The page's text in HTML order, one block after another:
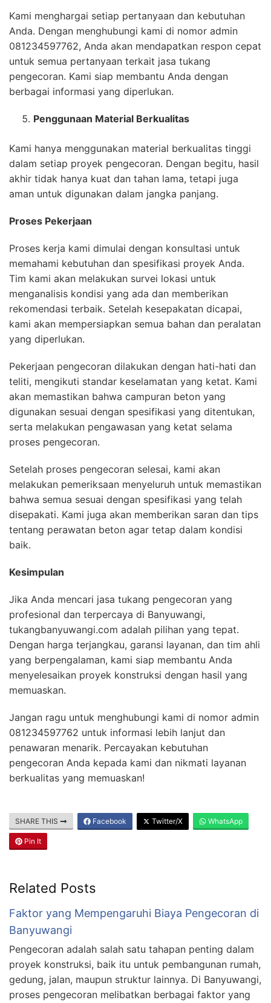
Kami menghargai setiap pertanyaan dan kebutuhan
Anda. Dengan menghubungi kami di nomor admin
081234597762, Anda akan mendapatkan respon cepat
untuk semua pertanyaan terkait jasa tukang
pengecoran. Kami siap membantu Anda dengan
berbagai informasi yang diperlukan.
Penggunaan Material Berkualitas
Kami hanya menggunakan material berkualitas tinggi
dalam setiap proyek pengecoran. Dengan begitu, hasil
akhir tidak hanya kuat dan tahan lama, tetapi juga
aman untuk digunakan dalam jangka panjang.
Proses Pekerjaan
Proses kerja kami dimulai dengan konsultasi untuk
memahami kebutuhan dan spesifikasi proyek Anda.
Tim kami akan melakukan survei lokasi untuk
menganalisis kondisi yang ada dan memberikan
rekomendasi terbaik. Setelah kesepakatan dicapai,
kami akan mempersiapkan semua bahan dan peralatan
yang diperlukan.
Pekerjaan pengecoran dilakukan dengan hati-hati dan
teliti, mengikuti standar keselamatan yang ketat. Kami
akan memastikan bahwa campuran beton yang
digunakan sesuai dengan spesifikasi yang ditentukan,
serta melakukan pengawasan yang ketat selama
proses pengecoran.
Setelah proses pengecoran selesai, kami akan
melakukan pemeriksaan menyeluruh untuk memastikan
bahwa semua sesuai dengan spesifikasi yang telah
disepakati. Kami juga akan memberikan saran dan tips
tentang perawatan beton agar tetap dalam kondisi
baik.
Kesimpulan
Jika Anda mencari jasa tukang pengecoran yang
profesional dan terpercaya di Banyuwangi,
tukangbanyuwangi.com adalah pilihan yang tepat.
Dengan harga terjangkau, garansi layanan, dan tim ahli
yang berpengalaman, kami siap membantu Anda
menyelesaikan proyek konstruksi dengan hasil yang
memuaskan.
Jangan ragu untuk menghubungi kami di nomor admin
081234597762 untuk informasi lebih lanjut dan
penawaran menarik. Percayakan kebutuhan
pengecoran Anda kepada kami dan nikmati layanan
berkualitas yang memuaskan!
SHARE THIS Facebook Twitter/X WhatsApp
Pin It
Related Posts
Faktor yang Mempengaruhi Biaya Pengecoran di
Banyuwangi
Pengecoran adalah salah satu tahapan penting dalam
proyek konstruksi, baik itu untuk pembangunan rumah,
gedung, jalan, maupun struktur lainnya. Di Banyuwangi,
proses pengecoran melibatkan berbagai faktor yang